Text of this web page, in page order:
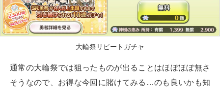
大輪祭リピートガチャ
通常の大輪祭では狙ったものが出ることはほぼほぼ無さ
そうなので、お得な今回に賭けてみる…のも良いかも知